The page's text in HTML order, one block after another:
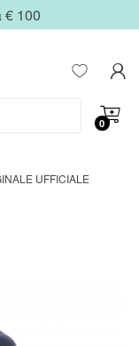
€ 100
0
UFFICIALE